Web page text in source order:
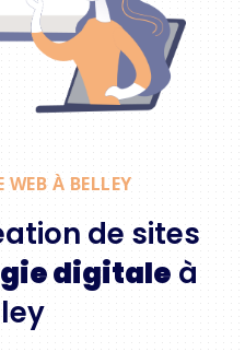
WEB À BELLEY
de sites
digitale à